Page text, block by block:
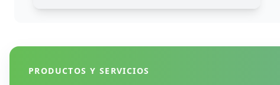
PRODUCTOS Y SERVICIOS